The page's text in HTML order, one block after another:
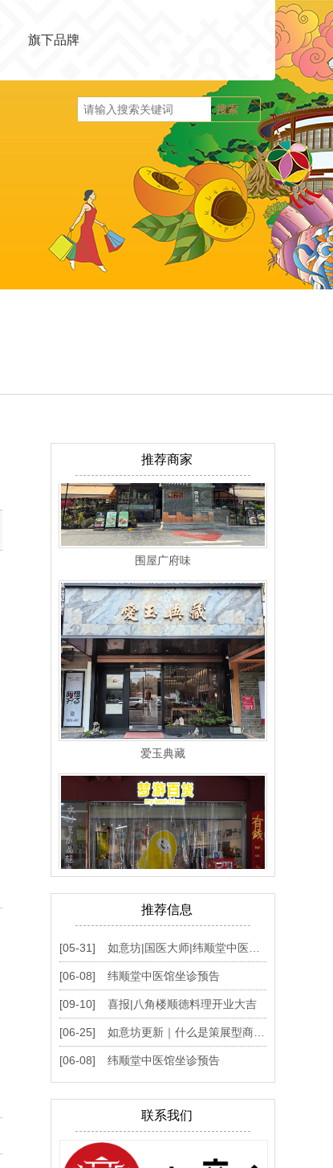
旗下品牌
推荐商家
吉祥煮局
围屋广府味
爱玉典藏
梦游百货
奔富酒庄
推荐信息
[05-31] 如意坊|国医大师|纬顺堂中医馆开业
[06-08] 纬顺堂中医馆坐诊预告
[09-10] 喜报|八角楼顺德料理开业大吉
[06-25] 如意坊更新｜什么是策展型商业升级？
[06-08] 纬顺堂中医馆坐诊预告
联系我们